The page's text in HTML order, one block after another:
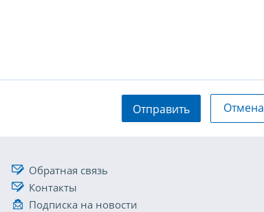
Отправить Отмена
Обратная связь
Контакты
Подписка на новости